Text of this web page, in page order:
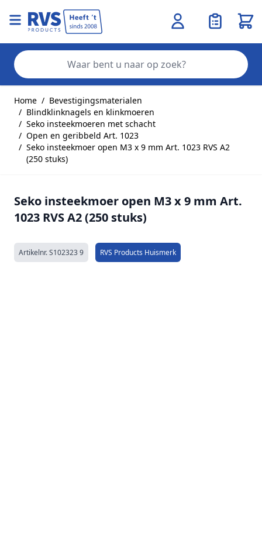
Home / Bevestigingsmaterialen
/ Blindklinknagels en klinkmoeren
/ Seko insteekmoeren met schacht
/ Open en geribbeld Art. 1023
/ Seko insteekmoer open M3 x 9 mm Art. 1023 RVS A2
(250 stuks)
Seko insteekmoer open M3 x 9 mm Art.
1023 RVS A2 (250 stuks)
Artikelnr.S102323 9 RVS Products Huismerk